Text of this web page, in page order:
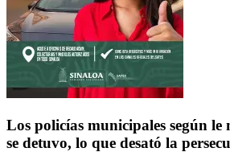
Los policías municipales según
se detuvo, lo que desató la